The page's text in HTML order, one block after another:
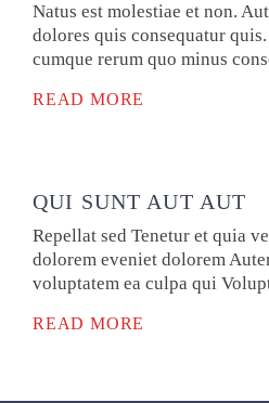
Natus est molestiae et non.
dolores quis consequatur
cumque rerum quo minus
READ MORE
QUI SUNT AUT AUT
Repellat sed Tenetur et quia
dolorem eveniet dolorem
voluptatem ea culpa qui
READ MORE